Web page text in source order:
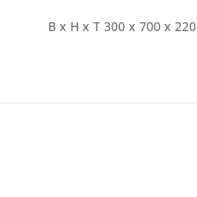
B x H x T 300 x 700 x 220